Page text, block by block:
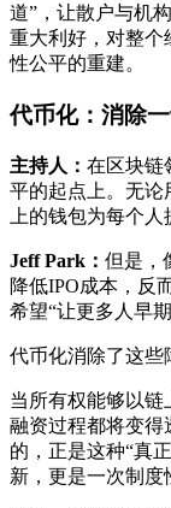
道”，让散户与机
重大利好，对整个
性公平的重建。
代币化：消除
主持人： 在区块链
平的起点上。无论
上的钱包为每个
Jeff Park： 但是，
降低IPO成本，反
希望“让更多人早
代币化消除了这些
当所有权能够以链
融资过程都将变得
的，正是这种“真
新，更是一次制度